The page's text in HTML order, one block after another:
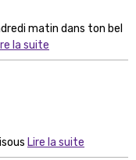
matin dans ton bel
la suite
Lire la suite